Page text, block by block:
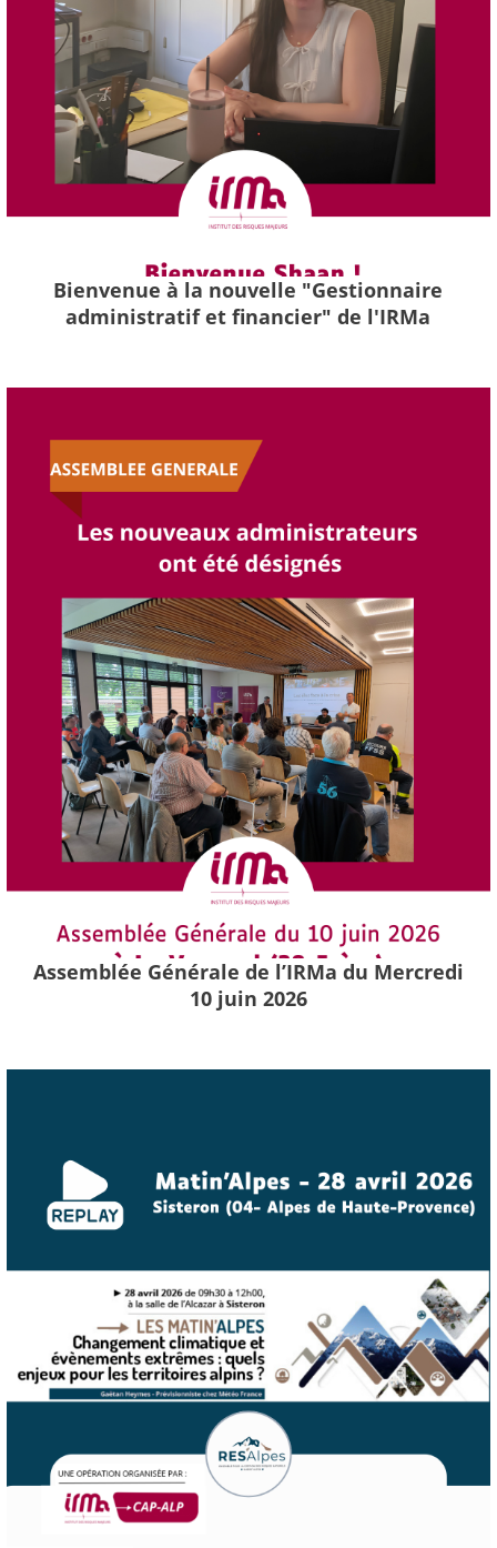
Bienvenue à la nouvelle "Gestionnaire
administratif et financier" de l'IRMa
Assemblée Générale de l’IRMa du Mercredi
10 juin 2026